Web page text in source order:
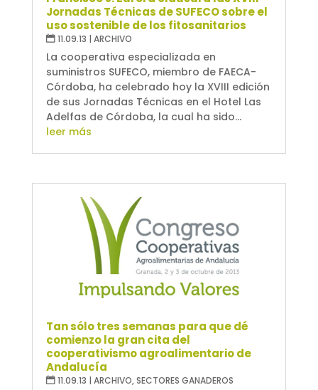
Jornadas Técnicas de SUFECO sobre el
uso sostenible de los fitosanitarios
11.09.13 | ARCHIVO
La cooperativa especializada en
suministros SUFECO, miembro de FAECA-
Córdoba, ha celebrado hoy la XVIII edición
de sus Jornadas Técnicas en el Hotel Las
Adelfas de Córdoba, la cual ha sido...
leer más
Tan sólo tres semanas para que dé
comienzo la gran cita del
cooperativismo agroalimentario de
Andalucía
11.09.13 | ARCHIVO,SECTORES GANADEROS